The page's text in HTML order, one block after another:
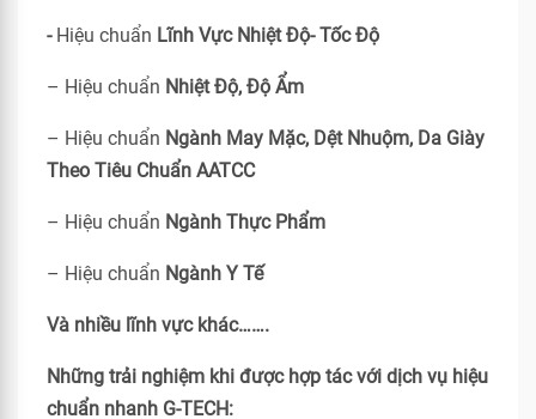
-Hiệu chuẩn Lĩnh Vực Nhiệt Độ- Tốc Độ
– Hiệu chuẩn Nhiệt Độ, Độ Ẩm
– Hiệu chuẩn Ngành May Mặc, Dệt Nhuộm, Da Giày
Theo Tiêu Chuẩn AATCC
– Hiệu chuẩn Ngành Thực Phẩm
– Hiệu chuẩn Ngành Y Tế
Và nhiều lĩnh vực khác…….
Những trải nghiệm khi được hợp tác với dịch vụ hiệu
chuẩn nhanh G-TECH: